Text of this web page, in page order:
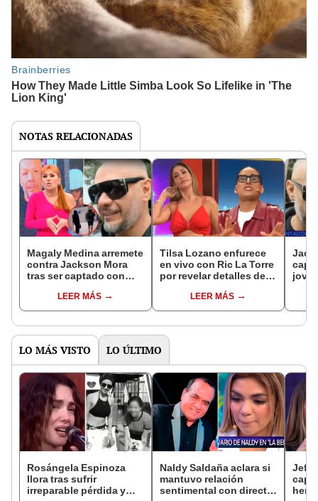
NOTAS RELACIONADAS
Magaly Medina arremete
contra Jackson Mora
tras ser captado con
divorcio con Tilsa
Lozano: "¿Nacimos
LEER MÁS
Tilsa Lozano enfurece
en vivo con Ric La Torre
por revelar detalles de
Jackson Mora: “Hay
límites”
LEER MÁS
LO MÁS VISTO LO ÚLTIMO
Rosángela Espinoza
llora tras sufrir
irreparable pérdida y
Naldy Saldaña aclara si
mantuvo relación
sentimental con director